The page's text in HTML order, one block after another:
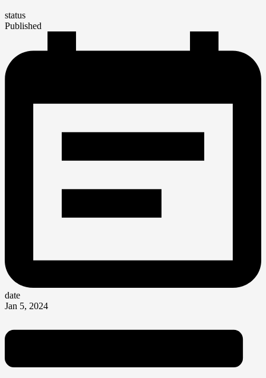
status
Published
date
Jan 5, 2024